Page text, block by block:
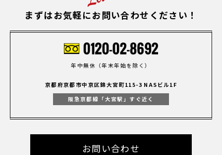
まずはお気軽にお問い合わせください！
年中無休（年末年始を除く）
京都府京都市中京区錦大宮町115-3 NASビル1F
阪急京都線「大宮駅」すぐ近く
お問い合わせ